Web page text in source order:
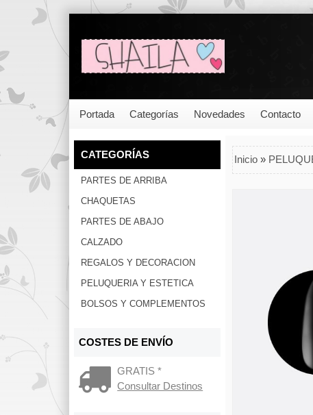
Portada Categorías Novedades Contacto
CATEGORÍAS
PARTES DE ARRIBA
CHAQUETAS
PARTES DE ABAJO
CALZADO
REGALOS Y DECORACION
PELUQUERIA Y ESTETICA
BOLSOS Y COMPLEMENTOS
COSTES DE ENVÍO
GRATIS *
Consultar Destinos
Inicio»